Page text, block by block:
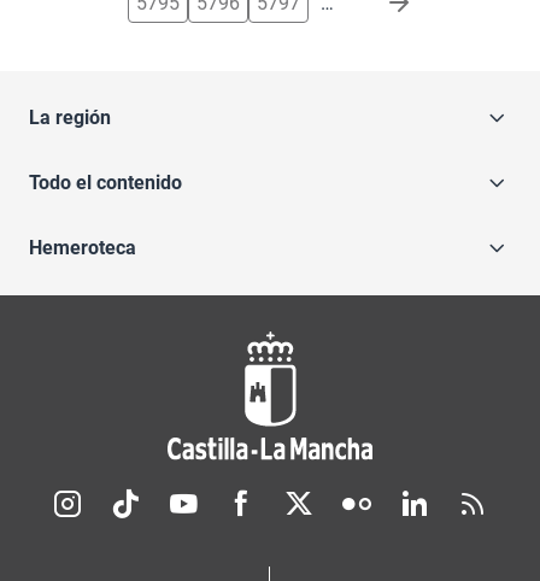
La región
Todo el contenido
Hemeroteca
Redes sociales JCCM